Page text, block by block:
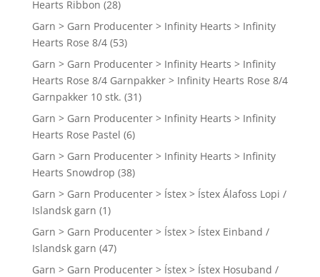
Hearts Ribbon (28)
Garn > Garn Producenter > Infinity Hearts > Infinity
Hearts Rose 8/4 (53)
Garn > Garn Producenter > Infinity Hearts > Infinity
Hearts Rose 8/4 Garnpakker > Infinity Hearts Rose 8/4
Garnpakker 10 stk. (31)
Garn > Garn Producenter > Infinity Hearts > Infinity
Hearts Rose Pastel (6)
Garn > Garn Producenter > Infinity Hearts > Infinity
Hearts Snowdrop (38)
Garn > Garn Producenter > Ístex > Ístex Álafoss Lopi /
Islandsk garn (1)
Garn > Garn Producenter > Ístex > Ístex Einband /
Islandsk garn (47)
Garn > Garn Producenter > Ístex > Ístex Hosuband /